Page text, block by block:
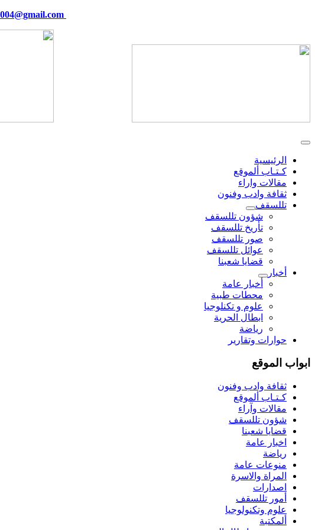
الرئيسية
كـتـاب ألموقع
مقالات واراء
ثقافة وادب وفنون
تللسقف
شؤون تللسقف
تأريخ تللسقف
صور تللسقف
عوائل تللسقف
قضايا شعبنا
أخبار
أخبار عامة
محطات طبية
علوم و تکنلوجیا
ابطال الحرية
رياضة
حوارات وتقارير
ابواب الموقع
ثقافة وادب وفنون
كـتـاب ألموقع
مقالات وآراء
شؤون تللسقف
قضايا شعبنا
اخبار عامة
رياضة
منوعات عامة
المراة والاسرة
اصدارات
أمور تللسقف
علوم وتكنولوجيا
ألمكتبة